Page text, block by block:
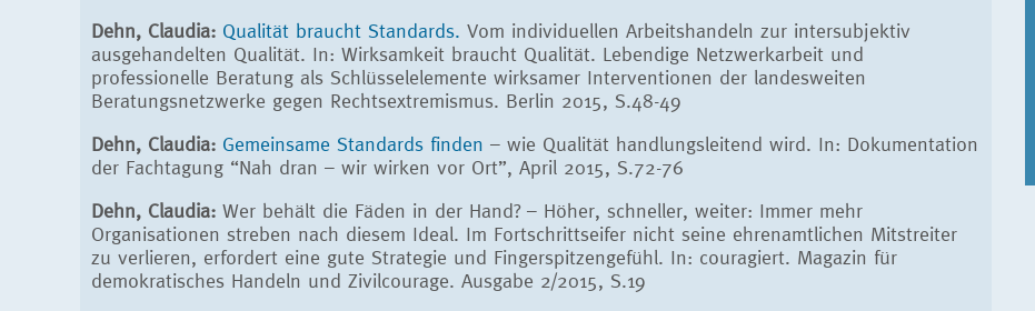
Dehn, Claudia: Qualität braucht Standards. Vom individuellen Arbeitshandeln zur intersubjektiv
ausgehandelten Qualität. In: Wirksamkeit braucht Qualität. Lebendige Netzwerkarbeit und
professionelle Beratung als Schlüsselelemente wirksamer Interventionen der landesweiten
Beratungsnetzwerke gegen Rechtsextremismus. Berlin 2015, S.48-49
Dehn, Claudia: Gemeinsame Standards finden – wie Qualität handlungsleitend wird. In: Dokumentation
der Fachtagung “Nah dran – wir wirken vor Ort”, April 2015, S.72-76
Dehn, Claudia: Wer behält die Fäden in der Hand? – Höher, schneller, weiter: Immer mehr
Organisationen streben nach diesem Ideal. Im Fortschrittseifer nicht seine ehrenamtlichen Mitstreiter
zu verlieren, erfordert eine gute Strategie und Fingerspitzengefühl. In: couragiert. Magazin für
demokratisches Handeln und Zivilcourage. Ausgabe 2/2015, S.19